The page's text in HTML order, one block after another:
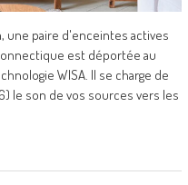
une paire d'enceintes actives
est déportée au
WISA. Il se charge de
le son de vos sources vers les